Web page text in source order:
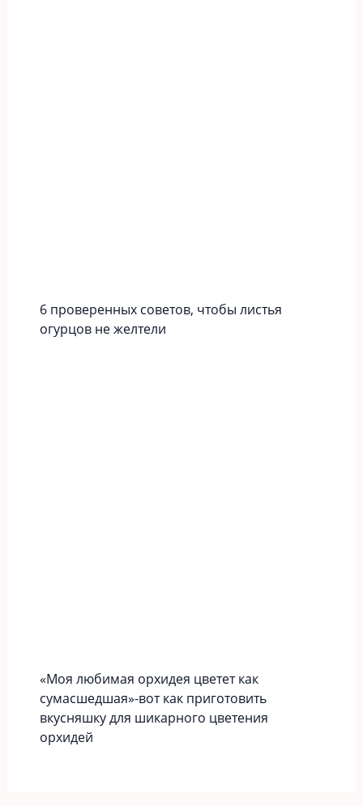
6 проверенных советов, чтобы листья
огурцов не желтели
«Моя любимая орхидея цветет как
сумасшедшая»-вот как приготовить
вкусняшку для шикарного цветения
орхидей